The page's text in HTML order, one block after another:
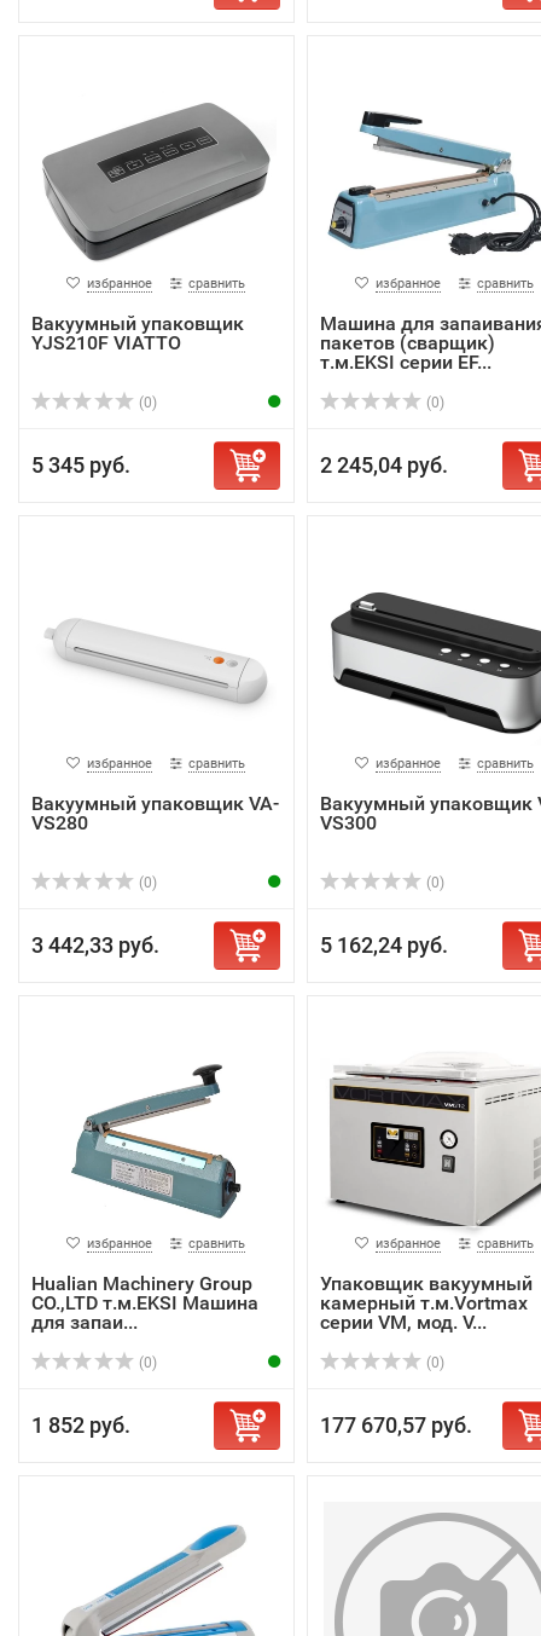
избранное сравнить
Вакуумный упаковщик
YJS210F VIATTO
(0)
5 345 руб.
избранное сравнить
Машина для
пакетов (сварщик)
т.м.EKSI серии EF...
(0)
2 245,04 руб.
избранное сравнить
Вакуумный упаковщик VA-
VS280
(0)
3 442,33 руб.
избранное сравнить
Вакуумный упаковщик
VS300
(0)
5 162,24 руб.
избранное сравнить
Hualian Machinery Group
CO.,LTD т.м.EKSI Машина
для запаи...
(0)
1 852 руб.
избранное сравнить
Упаковщик вакуумный
камерный т.м.Vortmax
серии VM, мод. V...
(0)
177 670,57 руб.